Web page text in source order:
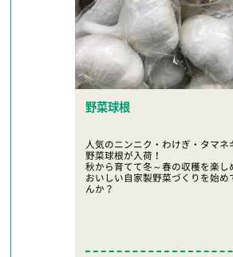
野菜球根
人気のニンニク・わけぎ・タマネ
野菜球根が入荷！
秋から育てて冬～春の収穫を楽し
おいしい自家製野菜づくりを始め
んか？